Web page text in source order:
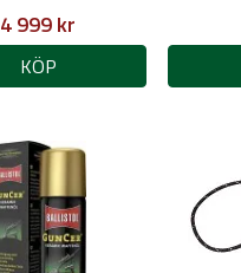
4 999 kr
KÖP